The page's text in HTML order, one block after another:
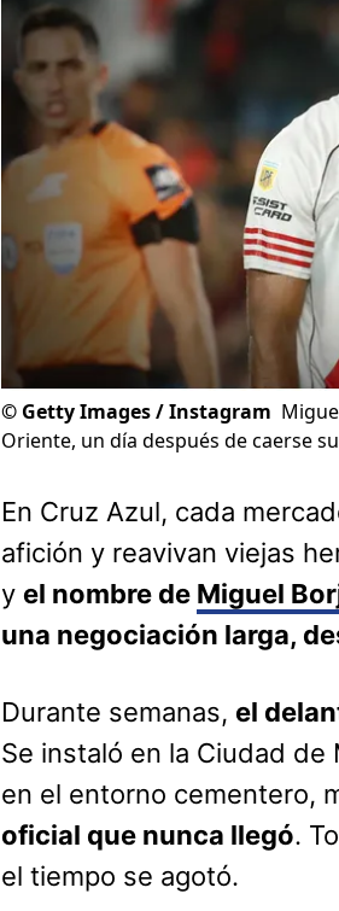
© Getty Images / Instagram
Oriente, un día después de caerse
En Cruz Azul, cada
afición y reavivan viejas
y el nombre de Miguel
una negociación larga,
Durante semanas, el
Se instaló en la Ciudad
en el entorno cementero,
oficial que nunca llegó.
el tiempo se agotó.